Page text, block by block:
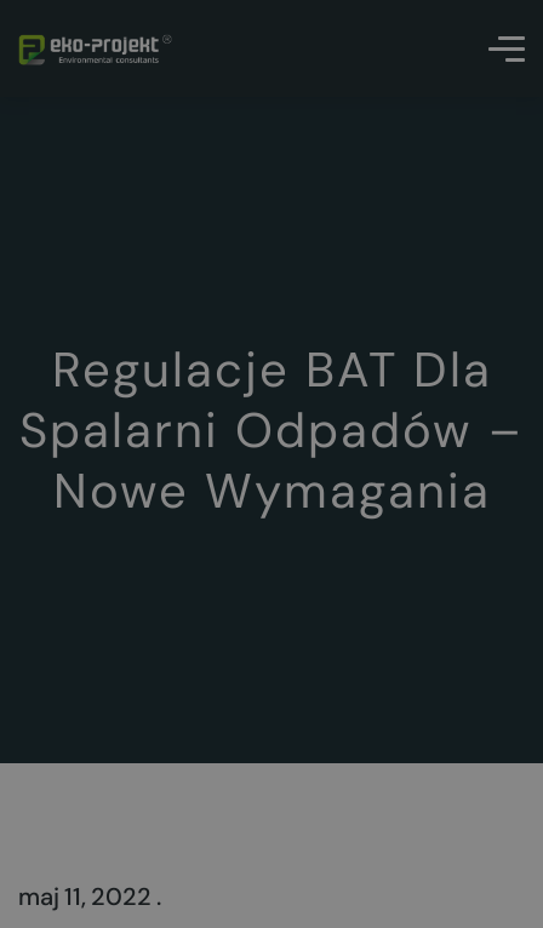
Regulacje BAT Dla
Spalarni Odpadów –
Nowe Wymagania
maj 11, 2022 .